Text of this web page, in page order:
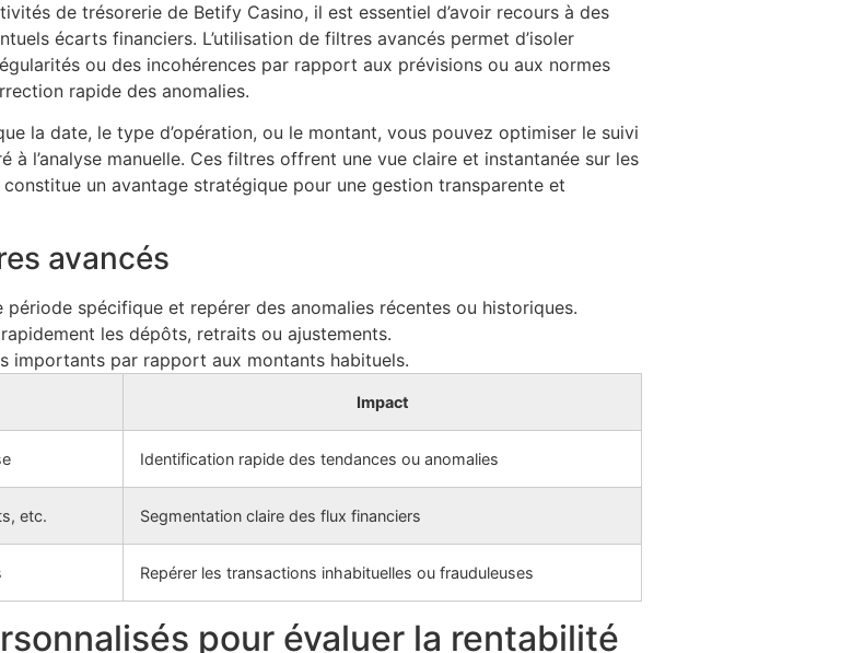
de trésorerie de Betify Casino, il est essentiel d’avoir recours à des
écarts financiers. L’utilisation de filtres avancés permet d’isoler
ou des incohérences par rapport aux prévisions ou aux normes
rapide des anomalies.
la date, le type d’opération, ou le montant, vous pouvez optimiser le suivi
l’analyse manuelle. Ces filtres offrent une vue claire et instantanée sur les
un avantage stratégique pour une gestion transparente et
avancés
période spécifique et repérer des anomalies récentes ou historiques.
les dépôts, retraits ou ajustements.
importants par rapport aux montants habituels.
Impact
Identification rapide des tendances ou anomalies
etc. Segmentation claire des flux financiers
Repérer les transactions inhabituelles ou frauduleuses
pour évaluer la rentabilité